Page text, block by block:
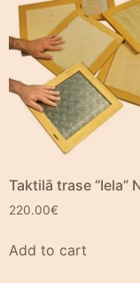
Taktilā trase “Iela”
220.00€
Add to cart